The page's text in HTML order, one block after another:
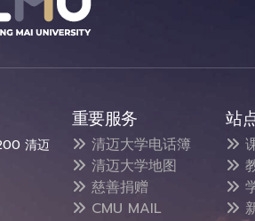
清迈
重要服务
清迈大学电话簿
清迈大学地图
慈善捐赠
CMU MAIL
站